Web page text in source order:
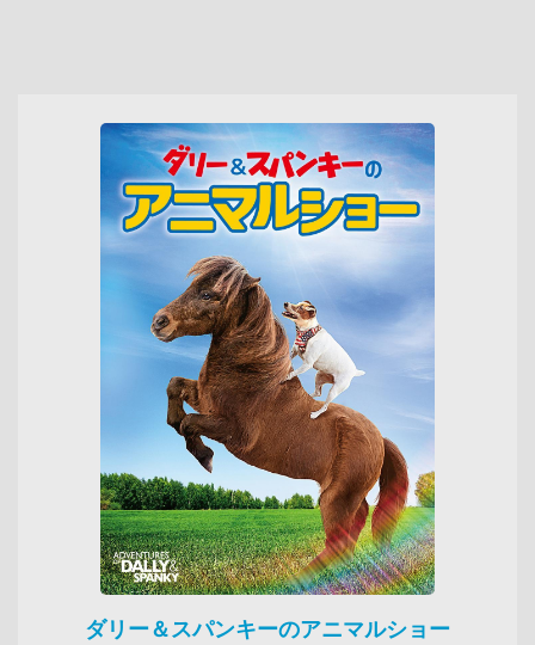
ダリー＆スパンキーのアニマルショー